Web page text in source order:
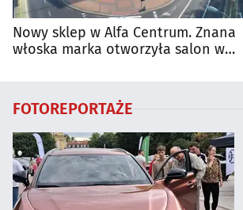
Nowy sklep w Alfa Centrum. Znana
włoska marka otworzyła salon w
FOTOREPORTAŻE